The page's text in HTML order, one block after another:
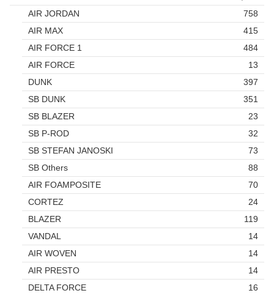
AIR JORDAN
758
AIR MAX
415
AIR FORCE 1
484
AIR FORCE
13
DUNK
397
SB DUNK
351
SB BLAZER
23
SB P-ROD
32
SB STEFAN JANOSKI
73
SB Others
88
AIR FOAMPOSITE
70
CORTEZ
24
BLAZER
119
VANDAL
14
AIR WOVEN
14
AIR PRESTO
14
DELTA FORCE
16